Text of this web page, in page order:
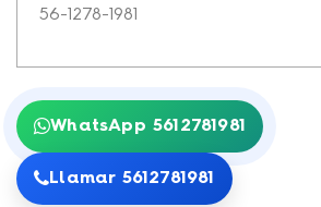
56-1278-1981
WhatsApp 5612781981
Llamar 5612781981